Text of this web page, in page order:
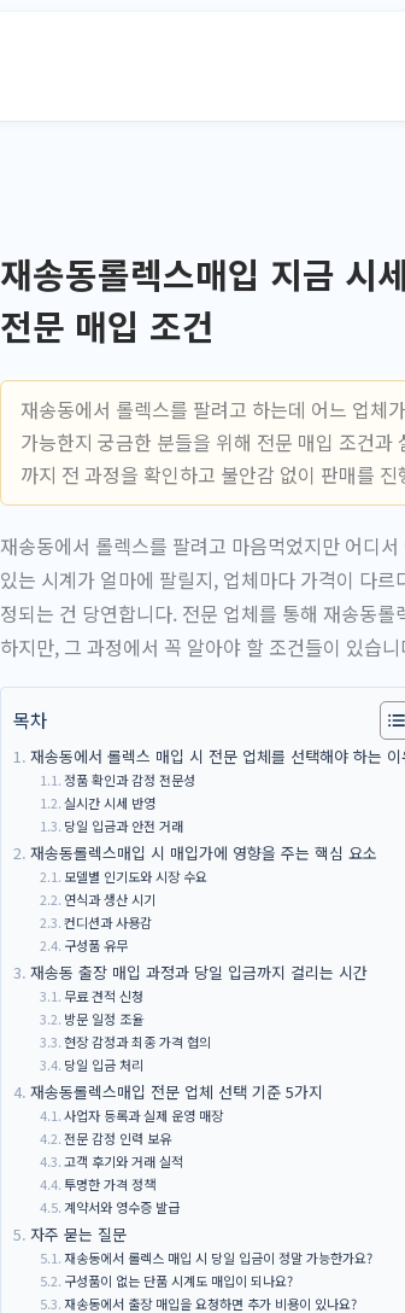
재송동롤렉스매입 지금 시
전문 매입 조건
재송동에서 롤렉스를 팔려고 하는데 어느 업체
가능한지 궁금한 분들을 위해 전문 매입 조건
까지 전 과정을 확인하고 불안감 없이 판매를
재송동에서 롤렉스를 팔려고 마음먹었지만 어디
있는 시계가 얼마에 팔릴지, 업체마다 가격이 다
정되는 건 당연합니다. 전문 업체를 통해 재송동
하지만, 그 과정에서 꼭 알아야 할 조건들이 있습
목차
재송동에서 롤렉스 매입 시 전문 업체를 선택해야 하는 이
정품 확인과 감정 전문성
실시간 시세 반영
당일 입금과 안전 거래
재송동롤렉스매입 시 매입가에 영향을 주는 핵심 요소
모델별 인기도와 시장 수요
연식과 생산 시기
컨디션과 사용감
구성품 유무
재송동 출장 매입 과정과 당일 입금까지 걸리는 시간
무료 견적 신청
방문 일정 조율
현장 감정과 최종 가격 협의
당일 입금 처리
재송동롤렉스매입 전문 업체 선택 기준 5가지
사업자 등록과 실제 운영 매장
전문 감정 인력 보유
고객 후기와 거래 실적
투명한 가격 정책
계약서와 영수증 발급
자주 묻는 질문
재송동에서 롤렉스 매입 시 당일 입금이 정말 가능한가요?
구성품이 없는 단품 시계도 매입이 되나요?
재송동에서 출장 매입을 요청하면 추가 비용이 있나요?